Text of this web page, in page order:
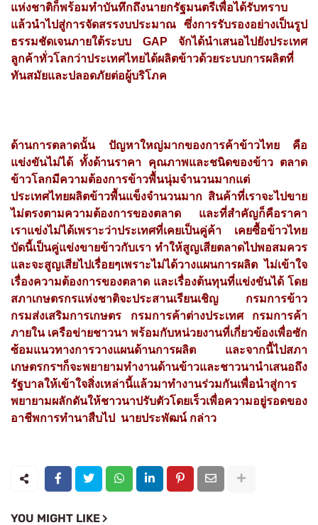
แห่งชาติก็พร้อมทำบันทึกถึงนายกรัฐมนตรีเพื่อได้รับทราบ
แล้วนำไปสู่การจัดสรรงบประมาณ ซึ่งการรับรองอย่างเป็นรูป
ธรรมชัดเจนภายใต้ระบบ​ GAP​ จักได้นำเสนอไปยังประเทศ
ลูกค้าทั่วโลกว่าประเทศไทยได้ผลิตข้าวด้วยระบบการผลิตที่
ทันสมัยและปลอดภัยต่อผู้บริโภค
ด้านการตลาดนั้น ปัญหาใหญ่มากของการค้าข้าวไทย คือ
แข่งขันไม่ได้ ทั้งด้านราคา​ คุณภาพและชนิดของข้าว ตลาด
ข้าวโลกมีความต้องการข้าวพื้นนุ่มจำนวนมาก​แต่
ประเทศไทยผลิตข้าวพื้นแข็งจำนวนมาก สินค้าที่เราจะไปขาย
ไม่ตรงตามความต้องการของตลาด และที่สำคัญก็คือราคา
เราแข่งไม่ได้เพราะว่าประเทศที่เคยเป็นคู่ค้า เคยซื้อข้าวไทย
บัดนี้เป็นคู่แข่งขายข้าวกับเรา ทำให้สูญเสียตลาดไปพอสมควร
และจะสูญเสียไปเรื่อยๆเพราะไม่ได้วางแผนการผลิต ไม่เข้าใจ
เรื่องความต้องการของตลาด และเรื่องต้นทุนที่แข่งขันได้ โดย
สภาเกษตรกรแห่งชาติจะประสานเรียนเชิญ กรมการข้าว
กรมส่งเสริมการเกษตร กรมการค้าต่างประเทศ กรมการค้า
ภายใน เครือข่ายชาวนา พร้อมกับหน่วยงานที่เกี่ยวข้องเพื่อซัก
ซ้อมแนวทางการวางแผนด้านการผลิต และจากนี้ไปสภา
เกษตรกรฯก็จะพยายามทำงาน​ด้านข้าวและชาวนานำเสนอถึง
รัฐบาลให้เข้าใจสิ่งเหล่านี้แล้วมาทำงานร่วมกันเพื่อนำสู่การ
พยายามผลักดันให้ชาวนาปรับตัวโดยเร็วเพื่อความอยู่รอดของ
อาชีพการทำนาสืบไป นายป​ระพัฒน์​ กล่าว
YOU MIGHT LIKE